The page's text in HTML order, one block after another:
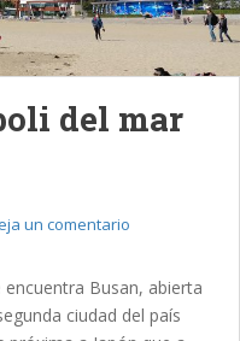
del mar
un comentario
Busan, abierta
ciudad del país